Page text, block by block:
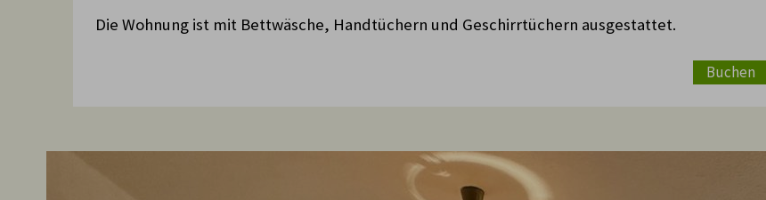
Die Wohnung ist mit Bettwäsche, Handtüchern und Geschirrtüchern ausgestattet.
Buchen